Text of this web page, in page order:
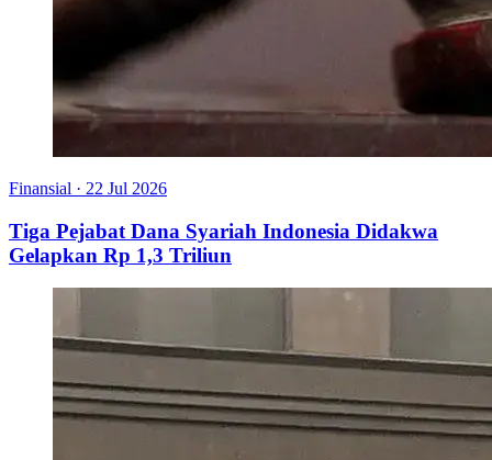
Finansial · 22 Jul 2026
Tiga Pejabat Dana Syariah Indonesia Didakwa
Gelapkan Rp 1,3 Triliun